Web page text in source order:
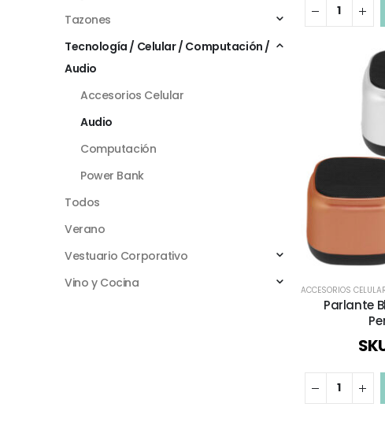
ACCESORIOS
Parlante
Tazones
Tecnología / Celular / Computación /
Audio
Accesorios Celular
Audio
Computación
Power Bank
Todos
Verano
Vestuario Corporativo
Vino y Cocina